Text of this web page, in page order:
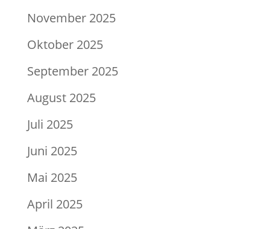
November 2025
Oktober 2025
September 2025
August 2025
Juli 2025
Juni 2025
Mai 2025
April 2025